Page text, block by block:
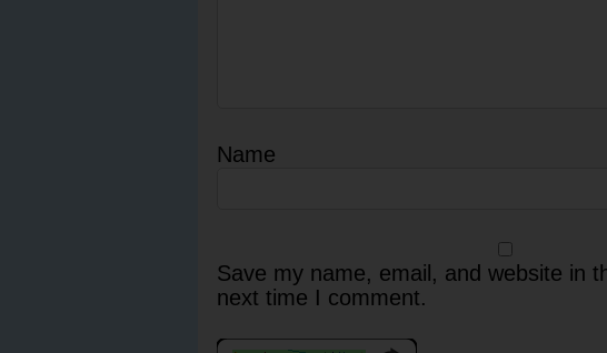
Name
Save my name, email, and website in
next time I comment.